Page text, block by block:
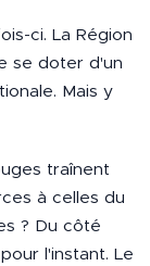
ci. La Région
se doter d'un
Mais y
traînent
à celles du
? Du côté
l'instant. Le